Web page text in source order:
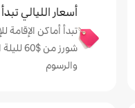
أسعار الليالي
تبدأ أماكن الإقامة
شورز
والرسوم